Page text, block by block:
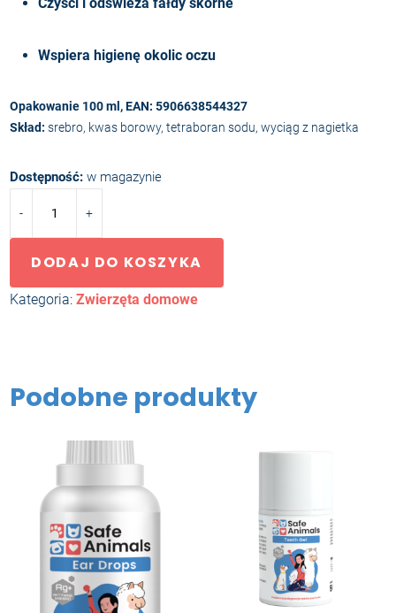
Wspiera higienę okolic oczu
Opakowanie 100 ml, EAN: 5906638544327
Skład:srebro, kwas borowy, tetraboran sodu, wyciąg z nagietka
Dostępność: w magazynie
SAFE
ANIMALS
Tear
Remover
- +
DODAJ DO KOSZYKA
Kategoria:Zwierzęta domowe
Podobne produkty